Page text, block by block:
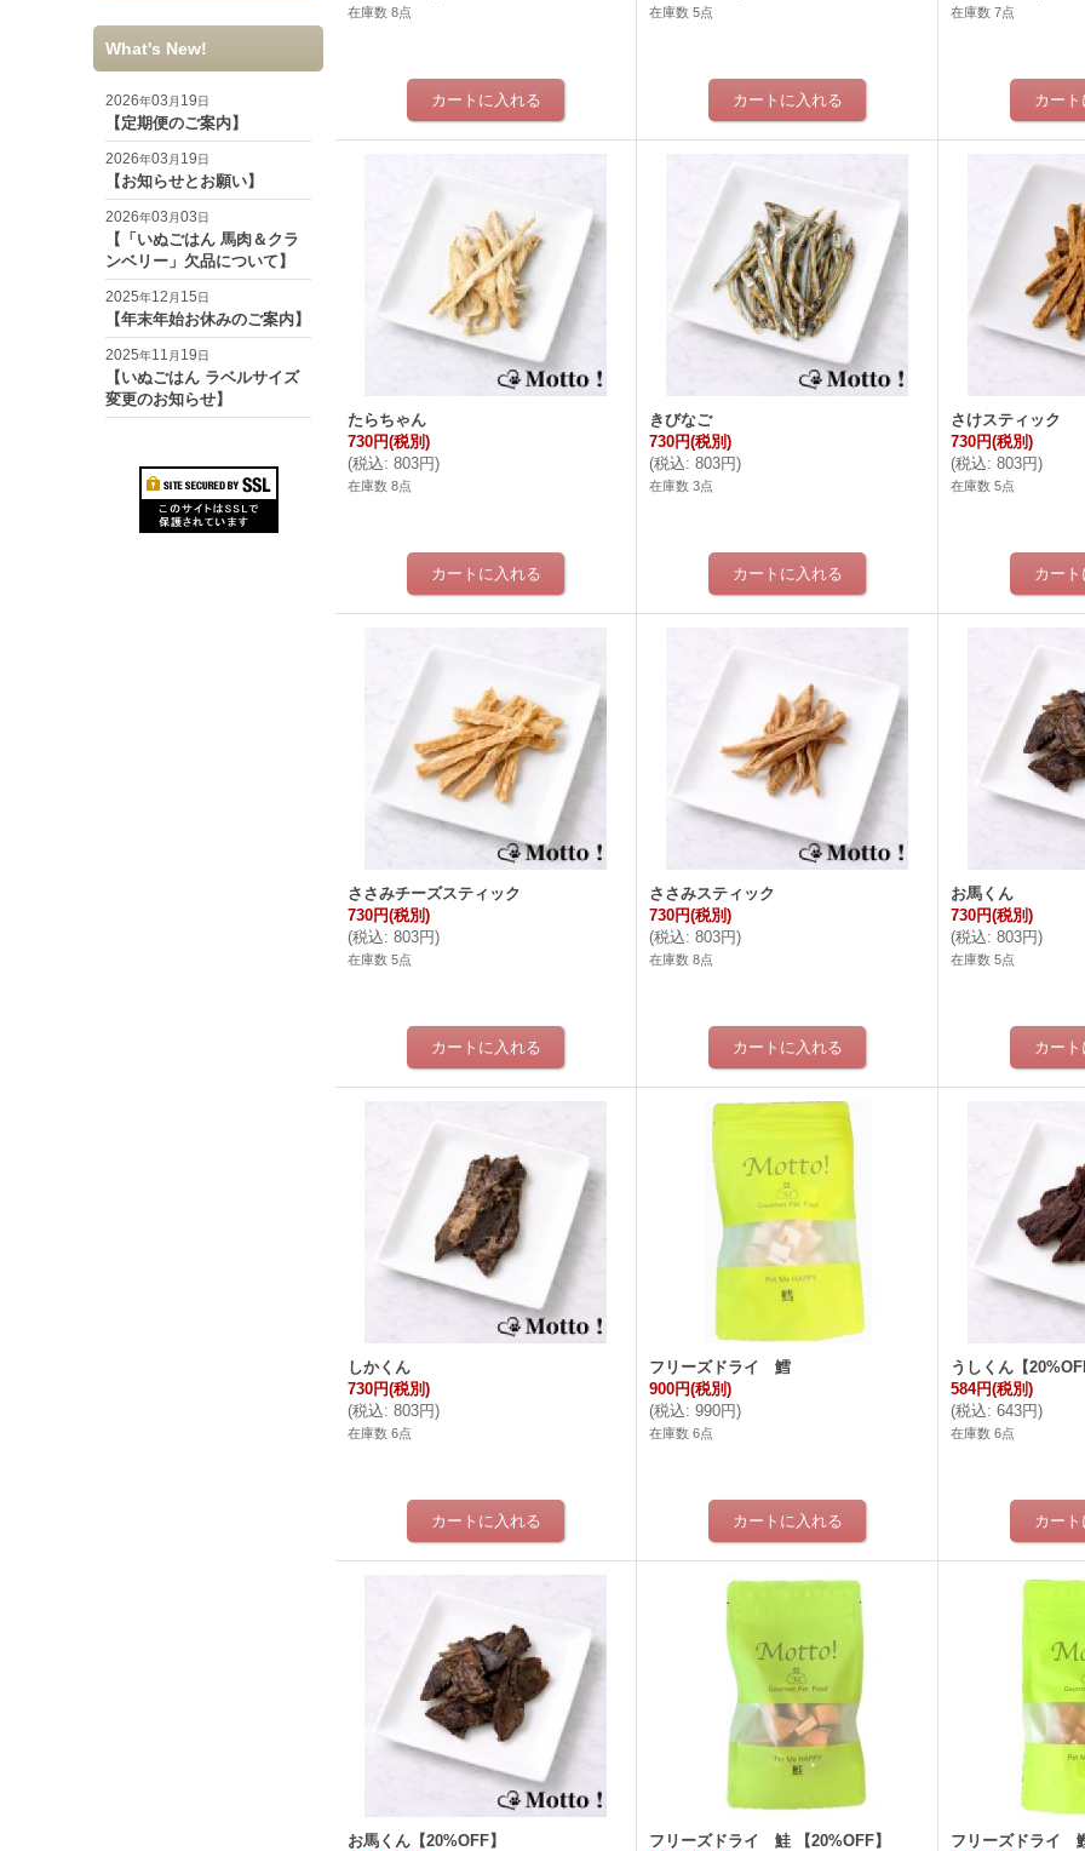
What's New!
2026年03 月 19日
【定期便のご案内】
2026年03 月 19日
【お知らせとお願い】
2026年03 月03日
【「いぬごはん 馬肉＆クラ
ンベリー」欠品について】
2025年12 月 15日
【年末年始お休みのご案内】
2025年11 月 19日
【いぬごはん ラベルサイズ
変更のお知らせ】
在庫数 8点 在庫数 5点 在庫数 7点
たらちゃん
730円(税別)
(税込: 803円)
在庫数 8点
きびなご
730円(税別)
(税込: 803円)
在庫数 3点
さけスティック
730円(税別)
(税込: 803円)
在庫数 5点
ささみチーズスティック
730円(税別)
(税込: 803円)
在庫数 5点
ささみスティック
730円(税別)
(税込: 803円)
在庫数 8点
お馬くん
730円(税別)
(税込: 803円)
在庫数 5点
しかくん
730円(税別)
(税込: 803円)
在庫数 6点
フリーズドライ 鱈
900円(税別)
(税込: 990円)
在庫数 6点
うしくん【
584円(税別)
(税込: 643円)
在庫数 6点
お馬くん【20%OFF】
フリーズドライ 鮭 【20%OFF】
フリーズドライ